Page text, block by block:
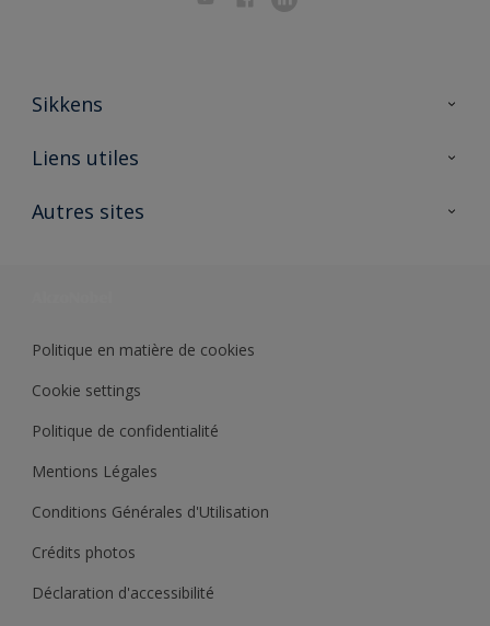
Sikkens
A propos de Sikkens
Liens utiles
Ouvrir un magasin PASS
Autres sites
Politique en matière de cookies
Cookie settings
Politique de confidentialité
Mentions Légales
Conditions Générales d'Utilisation
Crédits photos
Déclaration d'accessibilité